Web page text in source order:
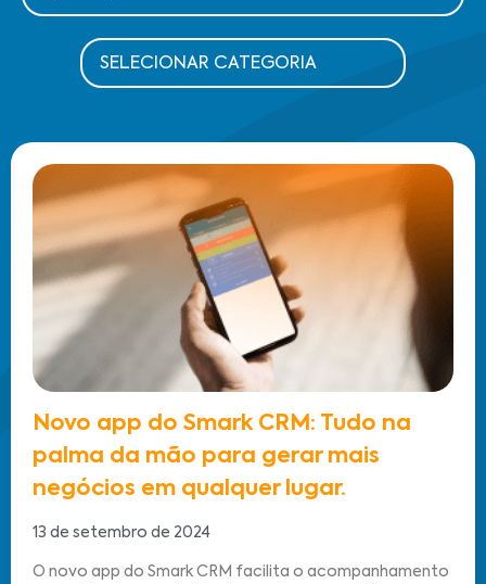
Novo app do Smark CRM: Tudo na
palma da mão para gerar mais
negócios em qualquer lugar.
13 de setembro de 2024
O novo app do Smark CRM facilita o acompanhamento